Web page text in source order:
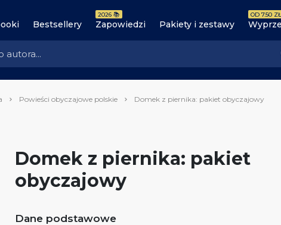
Bestsellery Zapowiedzi
2026 📚
Pakiety i zestawy
OD 7.50
Powieści obyczajowe polskie Domek z piernika: pakiet obyczajowy
Domek z piernika: pakiet
obyczajowy
Dane podstawowe